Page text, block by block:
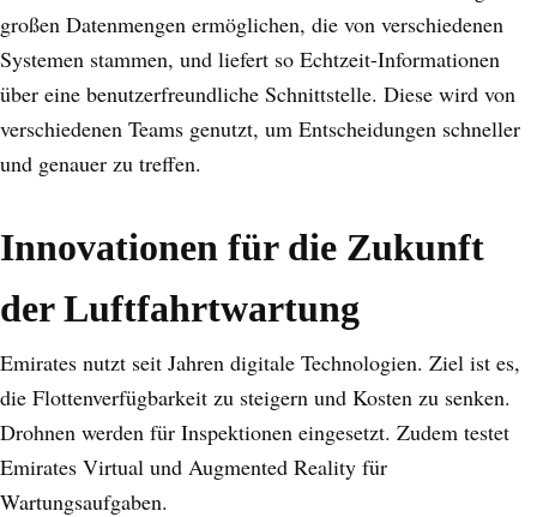
großen Datenmengen ermöglichen, die von verschiedenen
Systemen stammen, und liefert so Echtzeit-Informationen
über eine benutzerfreundliche Schnittstelle. Diese wird von
verschiedenen Teams genutzt, um Entscheidungen schneller
und genauer zu treffen.
Innovationen für die Zukunft
der Luftfahrtwartung
Emirates nutzt seit Jahren digitale Technologien. Ziel ist es,
die Flottenverfügbarkeit zu steigern und Kosten zu senken.
Drohnen werden für Inspektionen eingesetzt. Zudem testet
Emirates Virtual und Augmented Reality für
Wartungsaufgaben.